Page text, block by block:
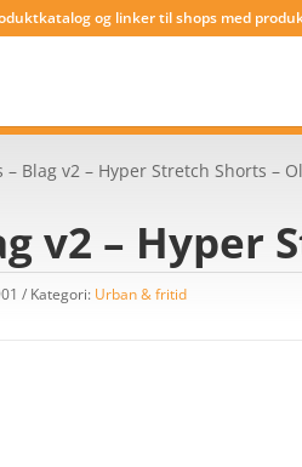
og linker til shops med
– Blag v2 – Hyper Stretch Shorts –
v2 – Hyper
Kategori: Urban & fritid